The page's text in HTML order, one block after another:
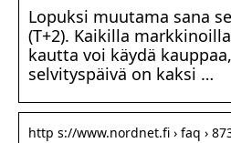
Lopuksi muutama sana
(T+2). Kaikilla
kautta voi käydä
selvityspäivä on kaksi …
http s://www.nordnet.fi › faq ›